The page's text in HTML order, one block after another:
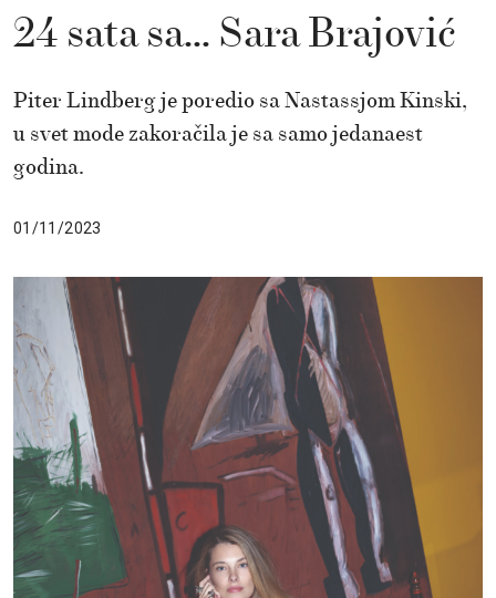
24 sata sa… Sara Brajović
Piter Lindberg je poredio sa Nastassjom Kinski,
u svet mode zakoračila je sa samo jedanaest
godina.
01/11/2023